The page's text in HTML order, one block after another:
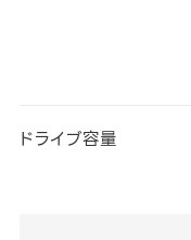
ドライブ容量